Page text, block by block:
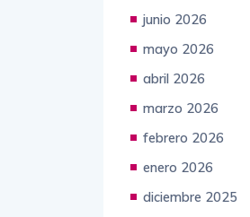
junio 2026
mayo 2026
abril 2026
marzo 2026
febrero 2026
enero 2026
diciembre 2025